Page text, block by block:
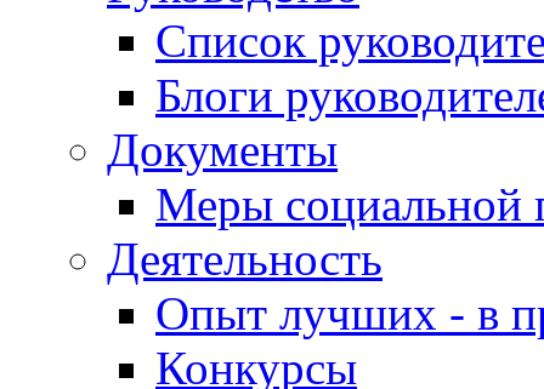
Список
Блоги
Документы
Меры социальной
Деятельность
Опыт лучших - в
Конкурсы